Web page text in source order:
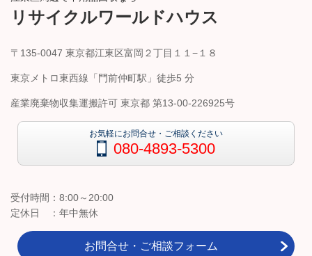
リサイクルワールドハウス
〒135-0047 東京都江東区富岡２丁目１１−１８
東京メトロ東西線「門前仲町駅」徒歩5 分
産業廃棄物収集運搬許可 東京都 第13-00-226925号
お気軽にお問合せ・ご相談ください
080-4893-5300
受付時間：8:00～20:00
定休日 ：年中無休
お問合せ・ご相談フォーム